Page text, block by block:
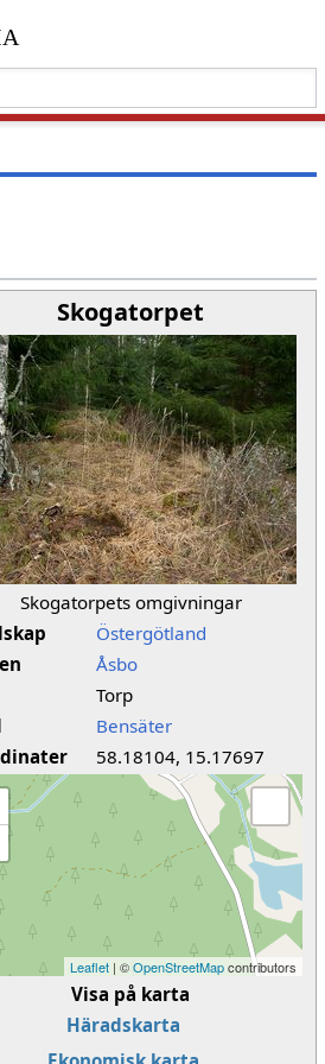
Skogatorpet
Skogatorpets omgivningar
Östergötland
Åsbo
Torp
Bensäter
58.18104, 15.17697
Leaflet | ©OpenStreetMapcontributors
Visa på karta
Häradskarta